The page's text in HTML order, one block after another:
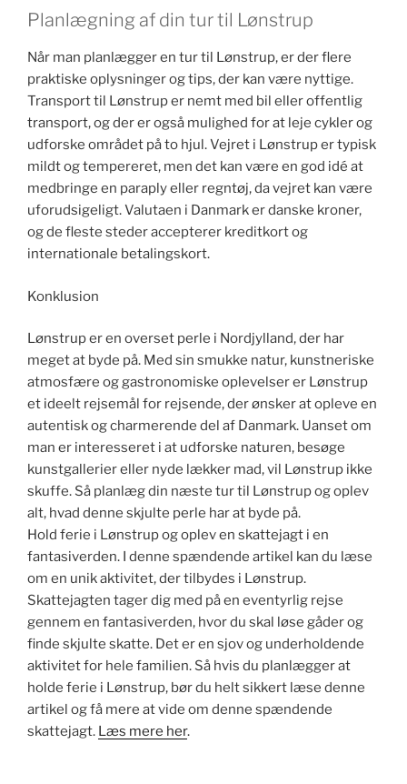
Planlægning af din tur til Lønstrup
Når man planlægger en tur til Lønstrup, er der flere
praktiske oplysninger og tips, der kan være nyttige.
Transport til Lønstrup er nemt med bil eller offentlig
transport, og der er også mulighed for at leje cykler og
udforske området på to hjul. Vejret i Lønstrup er typisk
mildt og tempereret, men det kan være en god idé at
medbringe en paraply eller regntøj, da vejret kan være
uforudsigeligt. Valutaen i Danmark er danske kroner,
og de fleste steder accepterer kreditkort og
internationale betalingskort.
Konklusion
Lønstrup er en overset perle i Nordjylland, der har
meget at byde på. Med sin smukke natur, kunstneriske
atmosfære og gastronomiske oplevelser er Lønstrup
et ideelt rejsemål for rejsende, der ønsker at opleve en
autentisk og charmerende del af Danmark. Uanset om
man er interesseret i at udforske naturen, besøge
kunstgallerier eller nyde lækker mad, vil Lønstrup ikke
skuffe. Så planlæg din næste tur til Lønstrup og oplev
alt, hvad denne skjulte perle har at byde på.
Hold ferie i Lønstrup og oplev en skattejagt i en
fantasiverden. I denne spændende artikel kan du læse
om en unik aktivitet, der tilbydes i Lønstrup.
Skattejagten tager dig med på en eventyrlig rejse
gennem en fantasiverden, hvor du skal løse gåder og
finde skjulte skatte. Det er en sjov og underholdende
aktivitet for hele familien. Så hvis du planlægger at
holde ferie i Lønstrup, bør du helt sikkert læse denne
artikel og få mere at vide om denne spændende
skattejagt. Læs mere her.